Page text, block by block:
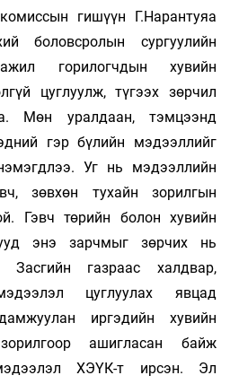
гишүүн Г.Нарантуяа
боловсролын сургуулийн
горилогчдын хувийн
цуглуулж, түгээх зөрчил
Мөн уралдаан, тэмцээнд
гэр бүлийн мэдээллийг
Уг нь мэдээллийн
зөвхөн тухайн зорилгын
Гэвч төрийн болон хувийн
энэ зарчмыг зөрчих нь
Засгийн газраас халдвар,
цуглуулах явцад
иргэдийн хувийн
ашигласан байж
ХЭҮК-т ирсэн. Эл